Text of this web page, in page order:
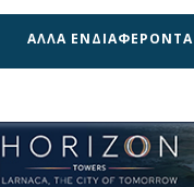
ΑΛΛΑ ΕΝΔΙΑΦΕΡΟΝΤΑ